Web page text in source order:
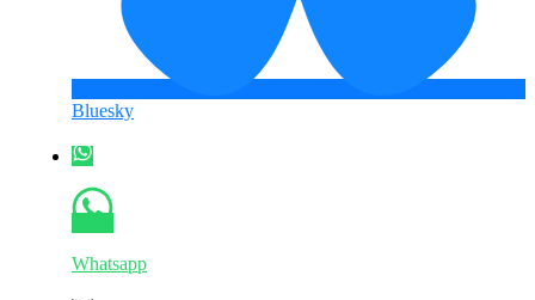
Bluesky
Whatsapp